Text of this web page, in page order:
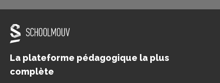
La plateforme pédagogique la plus
complète